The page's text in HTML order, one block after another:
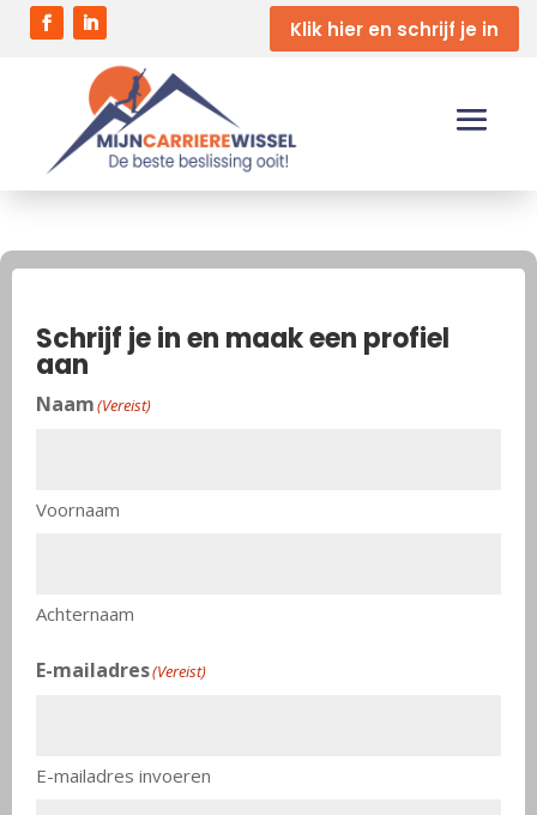
Klik hier en schrijf je in
Schrijf je in en maak een profiel
aan
Naam(Vereist)
Voornaam
Achternaam
E-mailadres(Vereist)
E-mailadres invoeren